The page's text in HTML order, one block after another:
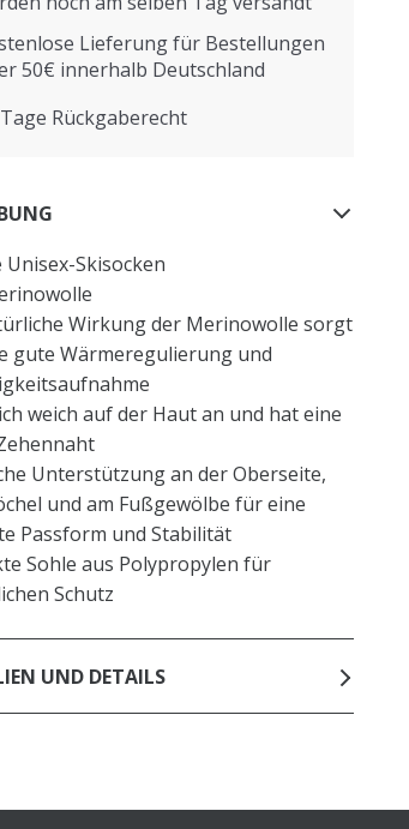
Lieferung für Bestellungen
50€ innerhalb Deutschland
Rückgaberecht
Unisex-Skisocken
Wirkung der Merinowolle sorgt
gute Wärmeregulierung und
weich auf der Haut an und hat eine
Unterstützung an der Oberseite,
und am Fußgewölbe für eine
Passform und Stabilität
Sohle aus Polypropylen für
Schutz
UND DETAILS